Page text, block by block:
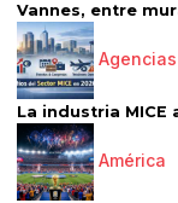
Vannes, entre
Agencias
La industria
América